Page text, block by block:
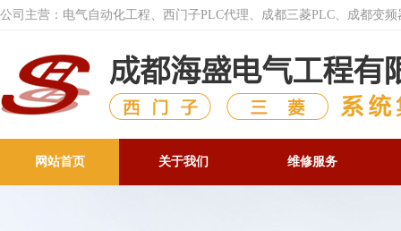
公司主营：电气自动化工程、西门子PLC代理、成都三菱PLC、成都变
网站首页 关于我们 维修服务